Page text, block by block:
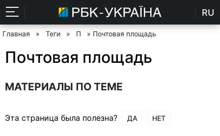
RU
Главная » Теги » П » Почтовая площадь
Почтовая площадь
МАТЕРИАЛЫ ПО ТЕМЕ
Эта страница была полезна? ДА НЕТ